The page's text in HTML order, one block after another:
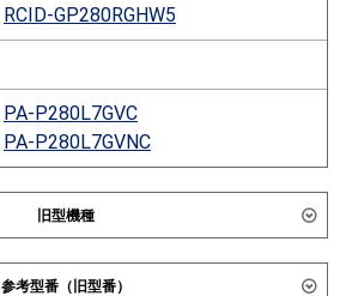
RCID-GP280RGHW5
PA-P280L7GVC
PA-P280L7GVNC
旧型機種
SSRG280CNW
SSRG280CW
参考型番（旧型番）